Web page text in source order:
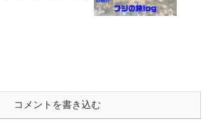
コメントを書き込む